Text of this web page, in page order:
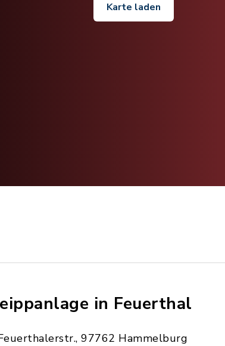
Karte laden
in Feuerthal
97762 Hammelburg